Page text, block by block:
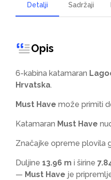
Detalji Sadržaji
Opis
6-kabina katamaran
Hrvatska.
Must Have može primiti
Katamaran Must Have
Značajke opreme plovila
Duljine 13.96 m i širine
— Must Have je